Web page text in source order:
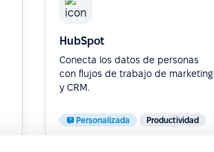
HubSpot
Conecta los datos de personas
con flujos de trabajo de marketing
y CRM.
Personalizada Productividad